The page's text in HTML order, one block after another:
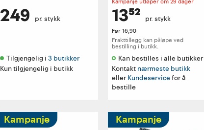
249 pr. stykk
Tilgjengelig i 3 butikker
Kun tilgjengelig i butikk
Kampanje utløper om 29 dager
13⁵² pr. stykk
Før 16,90
Frakttillegg kan påløpe ved
bestilling i butikk.
Kan bestilles i alle butikker
Kontakt nærmeste butikk
ellerKundeservicefor å
bestille
Kampanje Kampanje